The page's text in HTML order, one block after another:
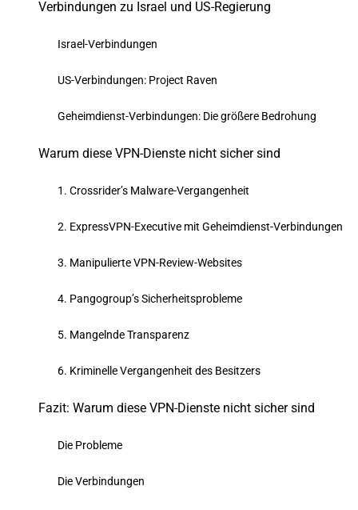
Verbindungen zu Israel und US-Regierung
Israel-Verbindungen
US-Verbindungen: Project Raven
Geheimdienst-Verbindungen: Die größere Bedrohung
Warum diese VPN-Dienste nicht sicher sind
1. Crossrider’s Malware-Vergangenheit
2. ExpressVPN-Executive mit Geheimdienst-Verbindungen
3. Manipulierte VPN-Review-Websites
4. Pangogroup’s Sicherheitsprobleme
5. Mangelnde Transparenz
6. Kriminelle Vergangenheit des Besitzers
Fazit: Warum diese VPN-Dienste nicht sicher sind
Die Probleme
Die Verbindungen